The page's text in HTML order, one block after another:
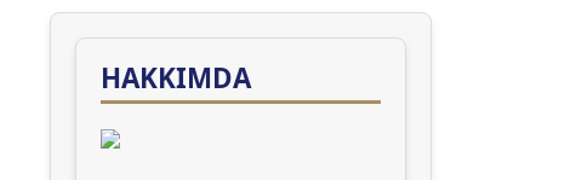
blank
HAKKIMDA